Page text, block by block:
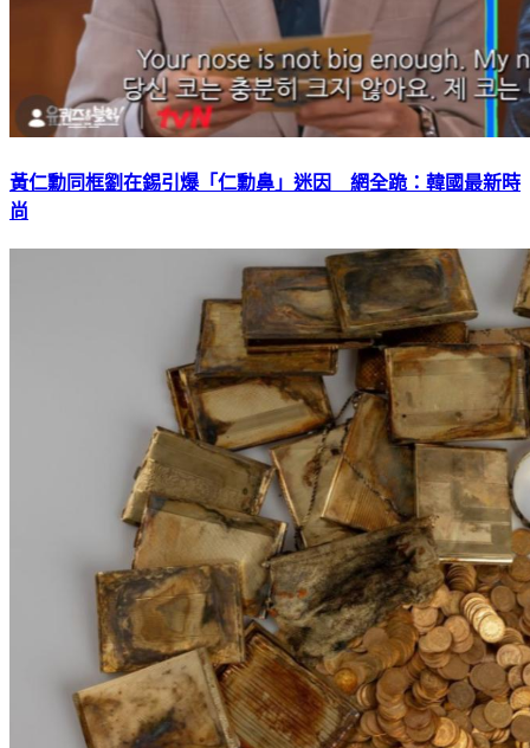
黃仁勳同框劉在錫引爆「仁勳鼻」迷因 網全跪：韓國最新時
尚